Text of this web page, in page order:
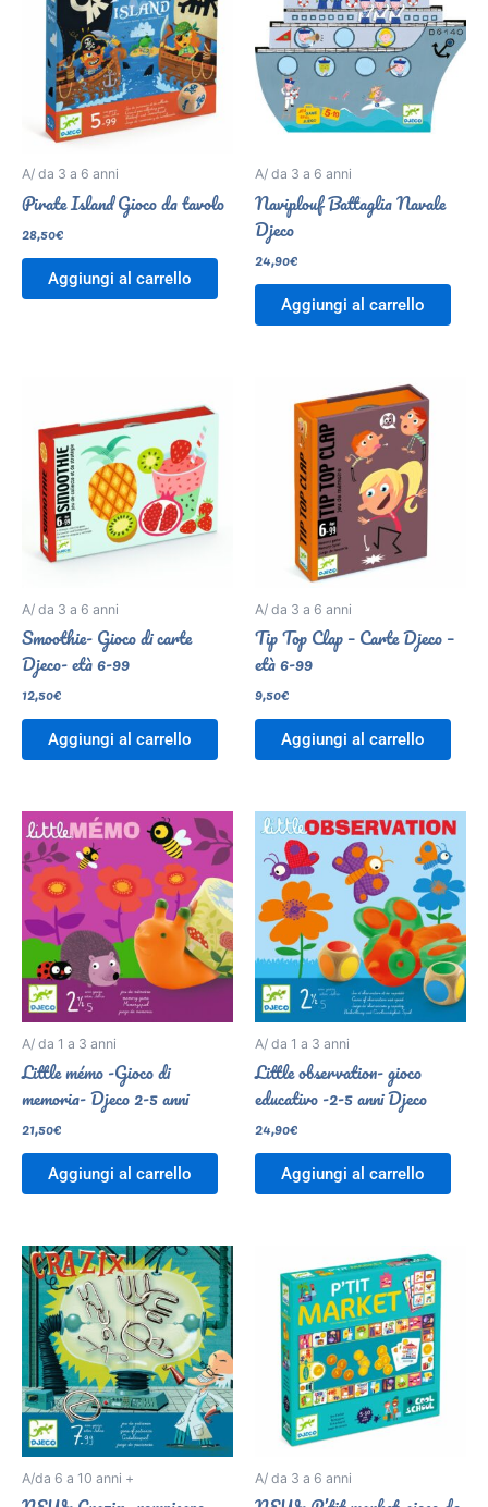
A/ da 3 a 6 anni
Pirate Island Gioco da tavolo
28,50€
Aggiungi al carrello
A/ da 3 a 6 anni
Naviplouf Battaglia Navale
Djeco
24,90€
Aggiungi al carrello
A/ da 3 a 6 anni
Smoothie- Gioco di carte
Djeco- età 6-99
12,50€
Aggiungi al carrello
A/ da 3 a 6 anni
Tip Top Clap – Carte Djeco –
età 6-99
9,50€
Aggiungi al carrello
A/ da 1 a 3 anni
Little mémo -Gioco di
memoria- Djeco 2-5 anni
21,50€
Aggiungi al carrello
A/ da 1 a 3 anni
Little observation- gioco
educativo -2-5 anni Djeco
24,90€
Aggiungi al carrello
A/da 6 a 10 anni + A/ da 3 a 6 anni